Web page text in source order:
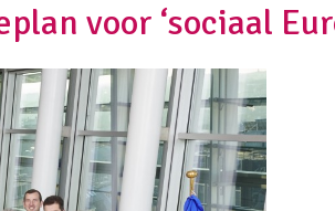
voor ‘sociaal